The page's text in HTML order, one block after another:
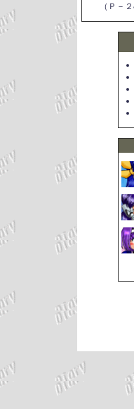
（Ｐ－